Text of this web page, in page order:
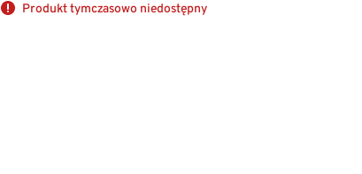
Produkt tymczasowo niedostępny